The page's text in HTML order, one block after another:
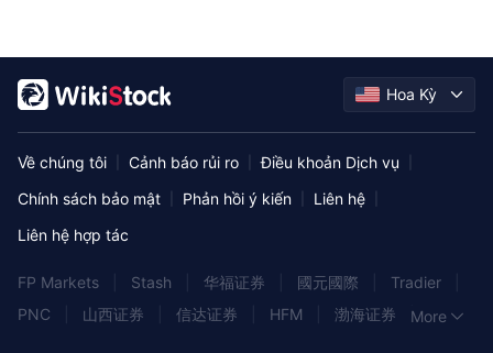
Hoa Kỳ
Về chúng tôi Cảnh báo rủi ro Điều khoản Dịch vụ
Chính sách bảo mật Phản hồi ý kiến Liên hệ
Liên hệ hợp tác
FP Markets Stash 华福证券 國元國際 Tradier
PNC
山西证券 信达证券 HFM 渤海证券
|More